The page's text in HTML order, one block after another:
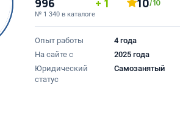
996
№ 1 340 в каталоге
1 10/10
Опыт работы
4 года
На сайте с
2025 года
Юридический
статус
Самозанятый